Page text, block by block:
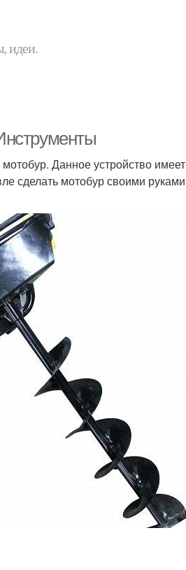
идеи.
Данное устройство
сделать мотобур своими